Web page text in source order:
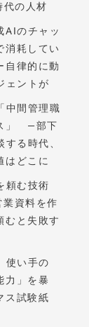
の人材
AIのチャッ
消耗してい
律的に動
ェントが
中間管理職
」 —部下
る時代、
はどこに
頼む技術
資料を作
むと失敗す
使い手の
力」を暴
ス試験紙